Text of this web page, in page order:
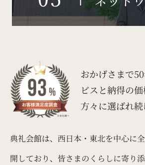
おかげさまで
ビスと納得の
方々に選ばれ続
典礼会館は、西日本・東北を中心に
開しており、皆さまのくらしに寄り